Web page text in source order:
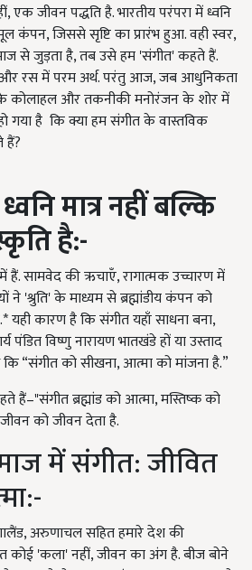
एक जीवन पद्धति है. भारतीय परंपरा में ध्वनि
कंपन, जिससे सृष्टि का प्रारंभ हुआ. वही स्वर,
से जुड़ता है, तब उसे हम 'संगीत' कहते हैं.
रस में परम अर्थ. परंतु आज, जब आधुनिकता
कोलाहल और तकनीकी मनोरंजन के शोर में
गया है कि क्या हम संगीत के वास्तविक
हैं?
मात्र नहीं बल्कि
है:-
हैं. सामवेद की ऋचाएँ, रागात्मक उच्चारण में
ने 'श्रुति' के माध्यम से ब्रह्मांडीय कंपन को
यही कारण है कि संगीत यहाँ साधना बना,
पंडित विष्णु नारायण भातखंडे हों या उस्ताद
कि “संगीत को सीखना, आत्मा को मांजना है.”
हैं–"संगीत ब्रह्मांड को आत्मा, मस्तिष्क को
को जीवन देता है.
में संगीत: जीवित
अरुणाचल सहित हमारे देश की
कोई 'कला' नहीं, जीवन का अंग है. बीज बोने